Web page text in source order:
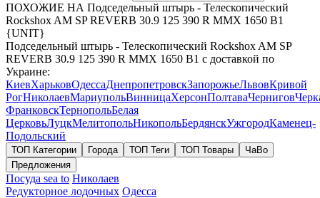
ПОХОЖИЕ НА Подседельный штырь - Телескопический
Rockshox AM SP REVERB 30.9 125 390 R MMX 1650 B1
{UNIT}
Подседельный штырь - Телескопический Rockshox AM SP
REVERB 30.9 125 390 R MMX 1650 B1 с доставкой по
Украине:
КиевХарьковОдессаДнепропетровскЗапорожьеЛьвовКривой
РогНиколаевМариупольВинницаХерсонПолтаваЧернигов
ФранковскТернопольБелая
ЦерковьЛуцкМелитопольНикопольБердянскУжгородКаменец-
Подольский
ТОП Категории Города ТОП Теги ТОП Товары
ЧаВо
Предложения
Посуда sea to Николаев
Редукторное лодочных Одесса